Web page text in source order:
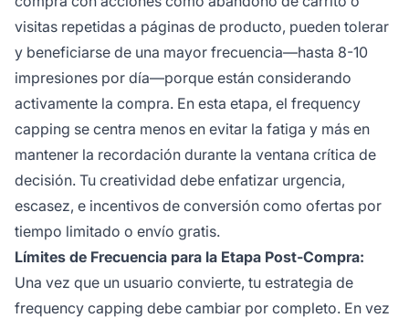
visitas repetidas a páginas de producto, pueden tolerar
y beneficiarse de una mayor frecuencia—hasta 8-10
impresiones por día—porque están considerando
activamente la compra. En esta etapa, el frequency
capping se centra menos en evitar la fatiga y más en
mantener la recordación durante la ventana crítica de
decisión. Tu creatividad debe enfatizar urgencia,
escasez, e incentivos de conversión como ofertas por
tiempo limitado o envío gratis.
Límites de Frecuencia para la Etapa Post-Compra:
Una vez que un usuario convierte, tu estrategia de
frequency capping debe cambiar por completo. En vez